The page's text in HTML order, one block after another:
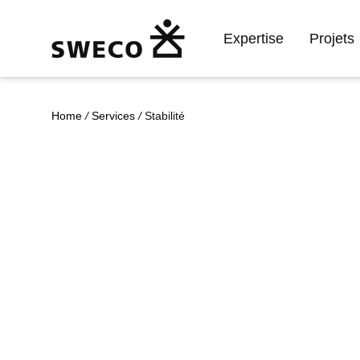
Expertise Projets
Home / Services / Stabilité